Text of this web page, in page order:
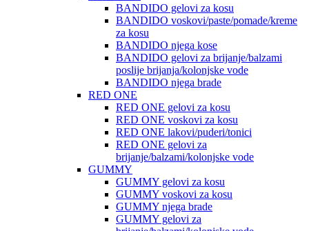
BANDIDO gelovi za kosu
BANDIDO voskovi/paste/pomade/kreme
za kosu
BANDIDO njega kose
BANDIDO gelovi za brijanje/balzami
poslije brijanja/kolonjske vode
BANDIDO njega brade
RED ONE
RED ONE gelovi za kosu
RED ONE voskovi za kosu
RED ONE lakovi/puderi/tonici
RED ONE gelovi za
brijanje/balzami/kolonjske vode
GUMMY
GUMMY gelovi za kosu
GUMMY voskovi za kosu
GUMMY njega brade
GUMMY gelovi za